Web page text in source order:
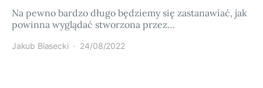
Na pewno bardzo długo będziemy się zastanawiać, jak
powinna wyglądać stworzona przez…
Jakub Biasecki 24/08/2022